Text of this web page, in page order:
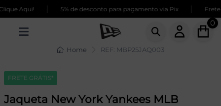
Aqui! 5% de desconto para pagamento via Pix Frete
0
Home REF: MBP25JAQ003
FRETE GRÁTIS*
Jaqueta New York Yankees MLB